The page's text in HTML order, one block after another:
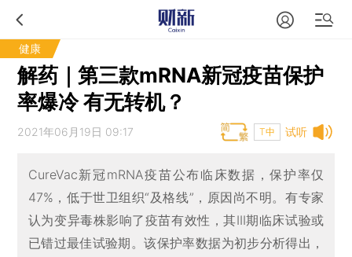
健康
解药｜第三款mRNA新冠疫苗保护
率爆冷 有无转机？
试听
2021年06月19日 09:17 T中
CureVac新冠mRNA疫苗公布临床数据，保护率仅
47%，低于世卫组织“及格线”，原因尚不明。有专家
认为变异毒株影响了疫苗有效性，其III期临床试验或
已错过最佳试验期。该保护率数据为初步分析得出，